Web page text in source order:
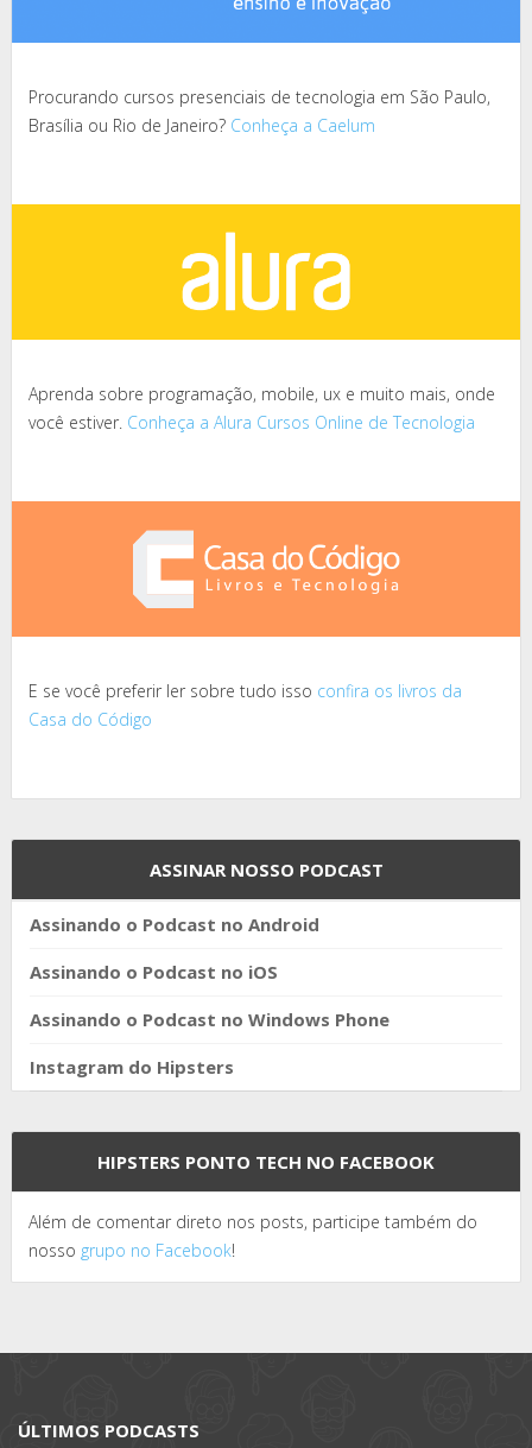
Procurando cursos presenciais de tecnologia em São Paulo,
Brasília ou Rio de Janeiro? Conheça a Caelum
Aprenda sobre programação, mobile, ux e muito mais, onde
você estiver. Conheça a Alura Cursos Online de Tecnologia
E se você preferir ler sobre tudo isso confira os livros da
Casa do Código
ASSINAR NOSSO PODCAST
Assinando o Podcast no Android
Assinando o Podcast no iOS
Assinando o Podcast no Windows Phone
Instagram do Hipsters
HIPSTERS PONTO TECH NO FACEBOOK
Além de comentar direto nos posts, participe também do
nosso grupo no Facebook!
ÚLTIMOS PODCASTS